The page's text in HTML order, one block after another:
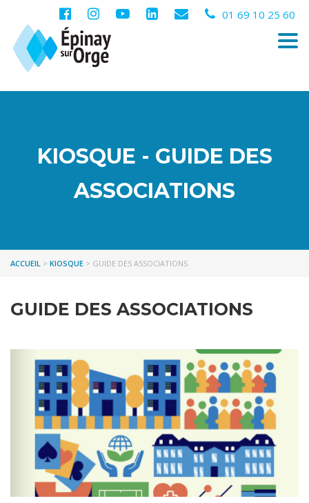
01 69 10 25 60
KIOSQUE - GUIDE DES
ASSOCIATIONS
ACCUEIL > KIOSQUE > GUIDE DES ASSOCIATIONS
GUIDE DES ASSOCIATIONS